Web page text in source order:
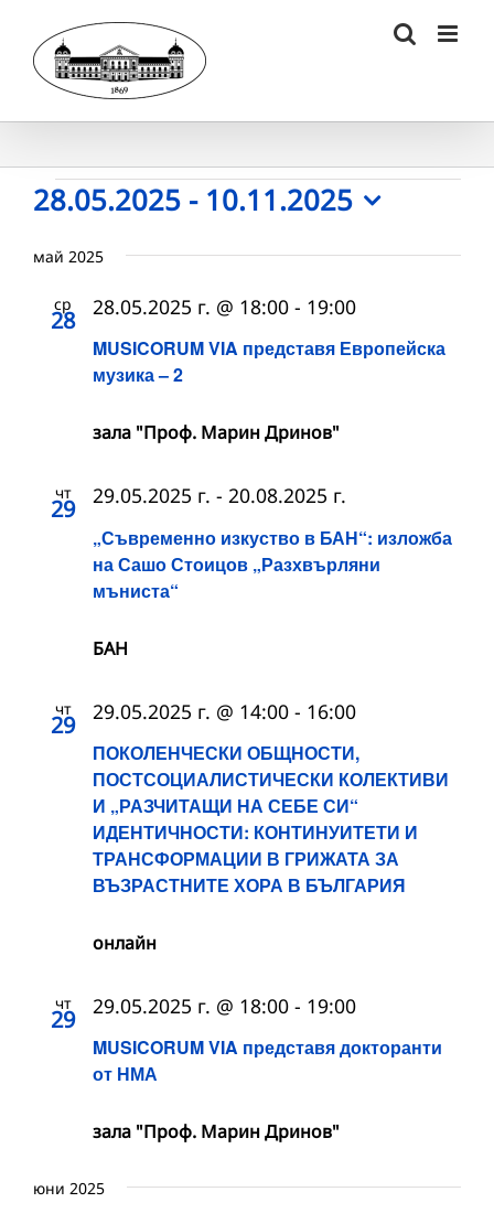
content
Събития
28.05.2025 - 10.11.2025
date.
май 2025
ср
28
MUSICORUM VIA представя Европейска
музика – 2
28.05.2025 г. @ 18:00 - 19:00
зала "Проф. Марин Дринов"
чт
29
„Съвременно изкуство в БАН“: изложба
на Сашо Стоицов „Разхвърляни
мъниста“
29.05.2025 г. - 20.08.2025 г.
БАН
чт
29
ПОКОЛЕНЧЕСКИ ОБЩНОСТИ,
ПОСТСОЦИАЛИСТИЧЕСКИ КОЛЕКТИВИ
И „РАЗЧИТАЩИ НА СЕБЕ СИ“
ИДЕНТИЧНОСТИ: КОНТИНУИТЕТИ И
ТРАНСФОРМАЦИИ В ГРИЖАТА ЗА
ВЪЗРАСТНИТЕ ХОРА В БЪЛГАРИЯ
29.05.2025 г. @ 14:00 - 16:00
онлайн
чт
29
MUSICORUM VIA представя докторанти
от НМА
29.05.2025 г. @ 18:00 - 19:00
зала "Проф. Марин Дринов"
юни 2025